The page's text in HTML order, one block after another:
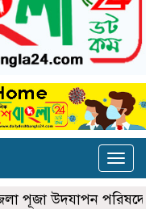
Toggle
উদযাপন পরিষদের ৮১